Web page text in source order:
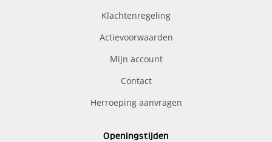
Klachtenregeling
Actievoorwaarden
Mijn account
Contact
Herroeping aanvragen
Openingstijden